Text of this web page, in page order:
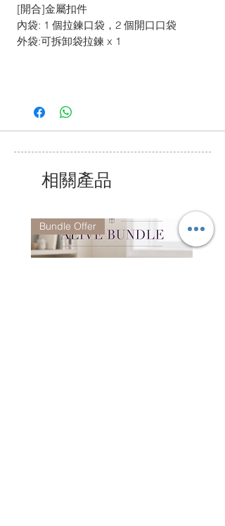
[開合]金屬扣件
內袋: 1 個拉鍊口袋，2 個開口口袋
外袋:可拆卸袋拉鍊 x 1
相關產品
Bundle Offer